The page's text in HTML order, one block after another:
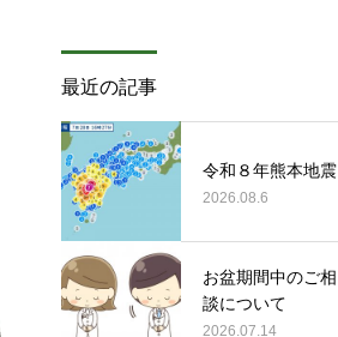
息子の野球生活が終わりま
した
最近の記事
令和８年熊本地震
2026.08.6
お盆期間中のご相
談について
2026.07.14